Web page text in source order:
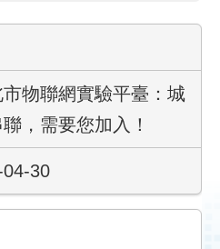
物聯網實驗平臺：城
，需要您加入！
04-30